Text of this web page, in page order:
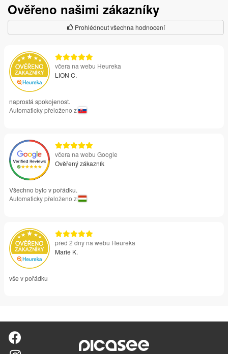
Ověřeno našimi zákazníky
Prohlédnout všechna hodnocení
včera na webu Heureka
LION C.
naprostá spokojenost.
Automaticky přeloženo z
včera na webu Google
Ověřený zákazník
Všechno bylo v pořádku.
Automaticky přeloženo z
před 2 dny na webu Heureka
Marie K.
vše v pořádku